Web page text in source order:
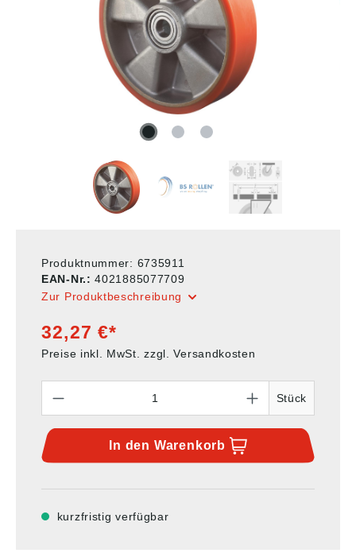
Produktnummer: 6735911
EAN-Nr.:4021885077709
Zur Produktbeschreibung
32,27 €*
Preise inkl. MwSt. zzgl. Versandkosten
Stück
In den Warenkorb
kurzfristig verfügbar